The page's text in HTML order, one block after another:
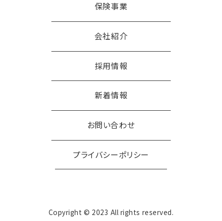
保険事業
会社紹介
採用情報
新着情報
お問い合わせ
プライバシーポリシー
Copyright © 2023 All rights reserved.